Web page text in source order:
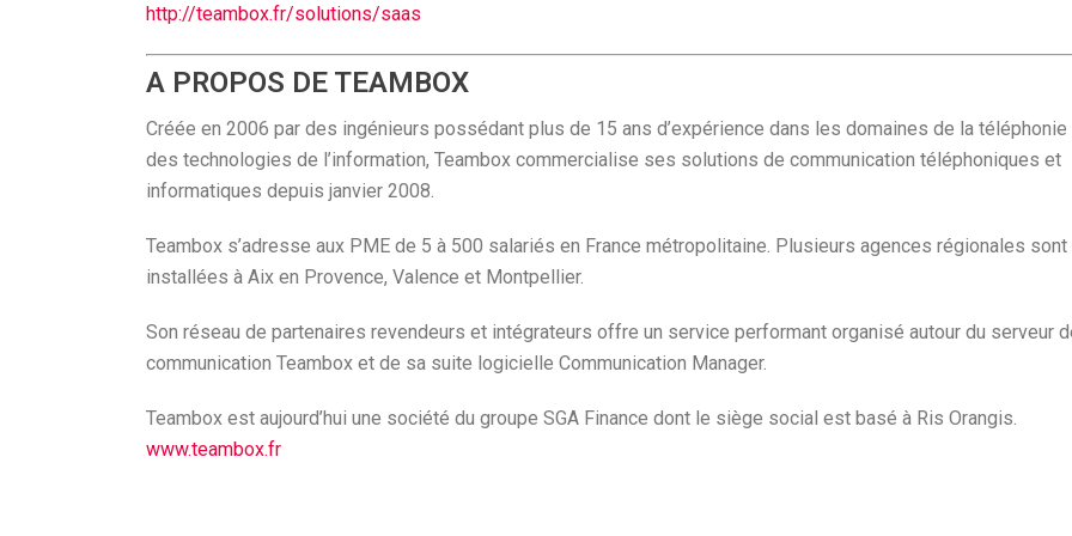
http://teambox.fr/solutions/saas
A PROPOS DE TEAMBOX
Créée en 2006 par des ingénieurs possédant plus de 15 ans d’expérience dans les domaines de la téléphonie
des technologies de l’information, Teambox commercialise ses solutions de communication téléphoniques et
informatiques depuis janvier 2008.
Teambox s’adresse aux PME de 5 à 500 salariés en France métropolitaine. Plusieurs agences régionales sont
installées à Aix en Provence, Valence et Montpellier.
Son réseau de partenaires revendeurs et intégrateurs offre un service performant organisé autour du serveur
communication Teambox et de sa suite logicielle Communication Manager.
Teambox est aujourd’hui une société du groupe SGA Finance dont le siège social est basé à Ris Orangis.
www.teambox.fr